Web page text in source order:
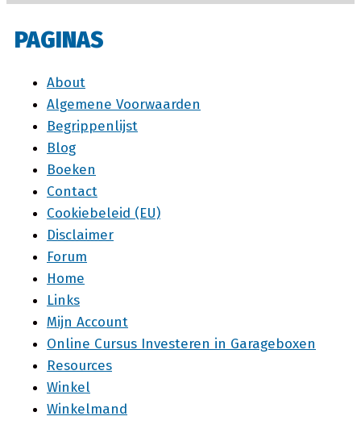
PAGINAS
About
Algemene Voorwaarden
Begrippenlijst
Blog
Boeken
Contact
Cookiebeleid (EU)
Disclaimer
Forum
Home
Links
Mijn Account
Online Cursus Investeren in Garageboxen
Resources
Winkel
Winkelmand